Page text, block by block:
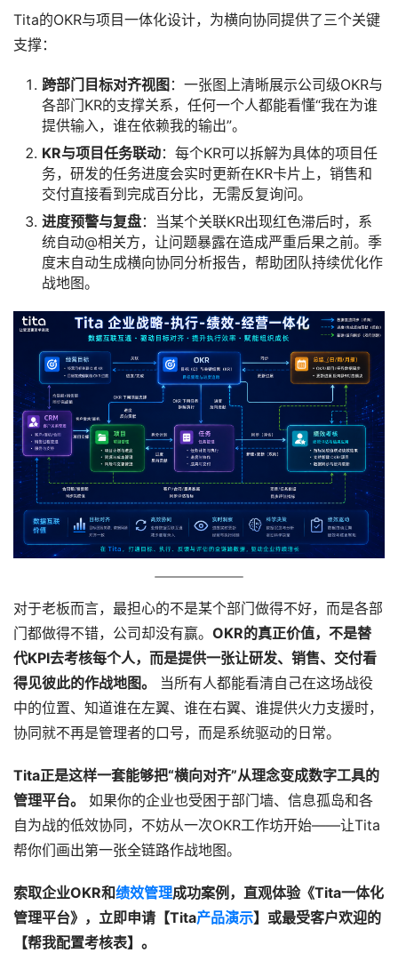
Tita的OKR与项目一体化设计，为横向协同提供了三个关键
支撑：
跨部门目标对齐视图：一张图上清晰展示公司级OKR与
各部门KR的支撑关系，任何一个人都能看懂“我在为谁
提供输入，谁在依赖我的输出”。
KR与项目任务联动：每个KR可以拆解为具体的项目任
务，研发的任务进度会实时更新在KR卡片上，销售和
交付直接看到完成百分比，无需反复询问。
进度预警与复盘：当某个关联KR出现红色滞后时，系
统自动@相关方，让问题暴露在造成严重后果之前。季
度末自动生成横向协同分析报告，帮助团队持续优化作
战地图。
对于老板而言，最担心的不是某个部门做得不好，而是各部
门都做得不错，公司却没有赢。 OKR的真正价值，不是替
代KPI去考核每个人，而是提供一张让研发、销售、交付看
得见彼此的作战地图。
当所有人都能看清自己在这场战役
中的位置、知道谁在左翼、谁在右翼、谁提供火力支援时，
协同就不再是管理者的口号，而是系统驱动的日常。
Tita正是这样一套能够把“横向对齐”从理念变成数字工具的
管理平台。
如果你的企业也受困于部门墙、信息孤岛和各
自为战的低效协同，不妨从一次OKR工作坊开始——让Tita
帮你们画出第一张全链路作战地图。
索取企业OKR和绩效管理成功案例，直观体验《Tita一体化
管理平台》，立即申请【Tita产品演示】或最受客户欢迎的
【帮我配置考核表】。